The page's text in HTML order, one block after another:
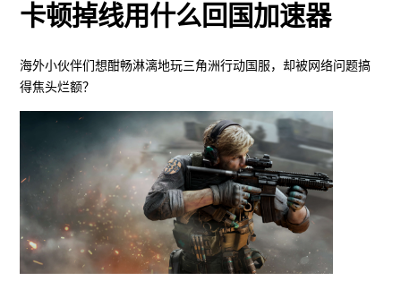
卡顿掉线用什么回国加速器
海外小伙伴们想酣畅淋漓地玩三角洲行动国服，却被网络问题搞
得焦头烂额？